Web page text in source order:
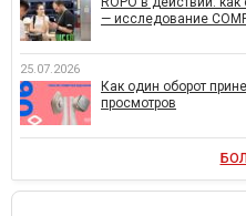
— исследование
25.07.2026
Как один оборот
просмотров